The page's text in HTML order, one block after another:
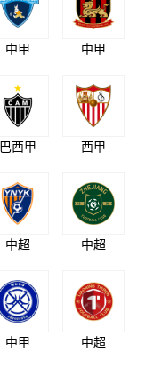
中甲 中甲
巴西甲 西甲
中超 中超
中甲 中超